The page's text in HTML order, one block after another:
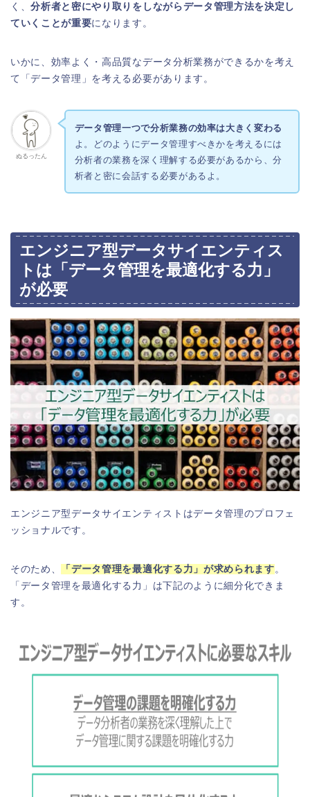
く、分析者と密にやり取りをしながらデータ管理方法を決定し
ていくことが重要になります。
いかに、効率よく・高品質なデータ分析業務ができるかを考え
て「データ管理」を考える必要があります。
ぬるったん
データ管理一つで分析業務の効率は大きく変わる
よ。どのようにデータ管理すべきかを考えるには
分析者の業務を深く理解する必要があるから、分
析者と密に会話する必要があるよ。
エンジニア型データサイエンティス
トは「データ管理を最適化する力」
が必要
エンジニア型データサイエンティストはデータ管理のプロフェ
ッショナルです。
そのため、 「データ管理を最適化する力」が求められます 。
「データ管理を最適化する力」は下記のように細分化できま
す。